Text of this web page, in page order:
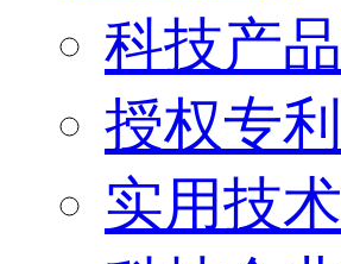
科技产品
授权专利
实用技术